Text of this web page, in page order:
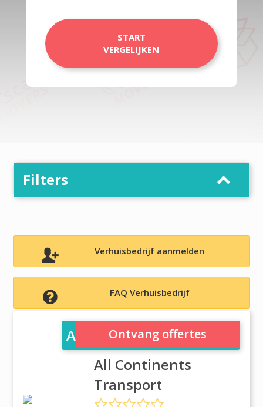
START
VERGELIJKEN
Filters
Verhuisbedrijf aanmelden
FAQ Verhuisbedrijf
All Continents Transport
All Continents
Transport
Ontvang offertes